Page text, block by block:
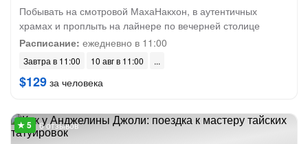
Побывать на смотровой МахаНакхон, в аутентичных
храмах и проплыть на лайнере по вечерней столице
Расписание: ежедневно в 11:00
Завтра в 11:00 10 авг в 11:00
$129 за человека
6 отзывов